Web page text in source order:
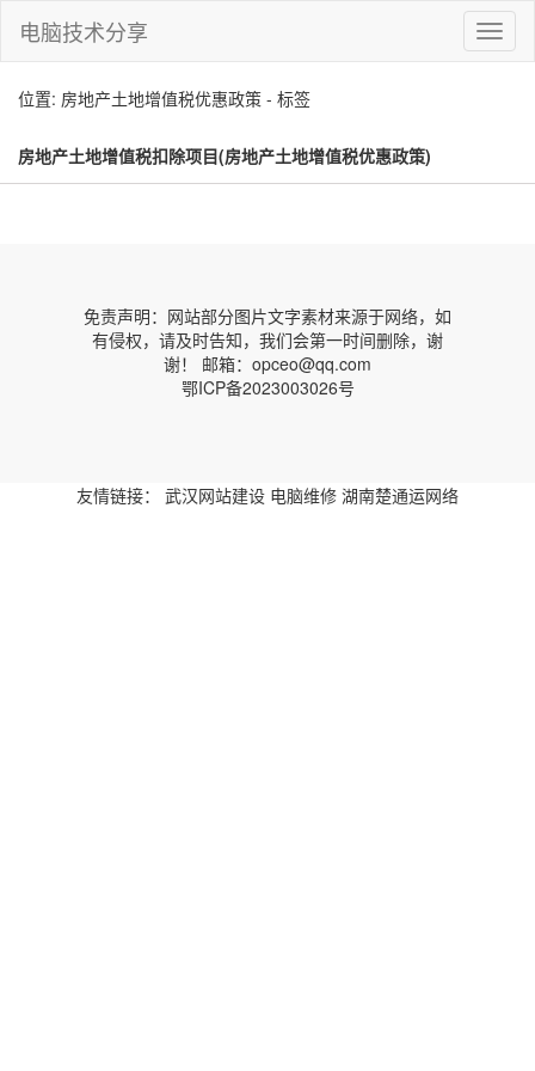
切
换
电脑技术分享
位置: 房地产土地增值税优惠政策 - 标签
房地产土地增值税扣除项目(房地产土地增值税优惠政策)
免责声明：网站部分图片文字素材来源于网络，如
有侵权，请及时告知，我们会第一时间删除，谢
谢！ 邮箱：opceo@qq.com
鄂ICP备2023003026号
友情链接： 武汉网站建设 电脑维修 湖南楚通运网络